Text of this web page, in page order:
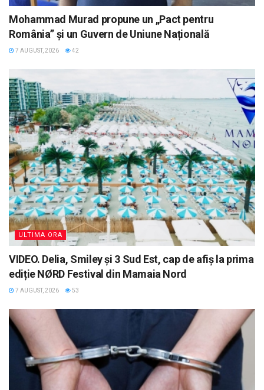
Mohammad Murad propune un „Pact pentru
România” și un Guvern de Uniune Națională
7 AUGUST, 2026 42
ULTIMA ORA
VIDEO. Delia, Smiley și 3 Sud Est, cap de afiș la prima
ediție NØRD Festival din Mamaia Nord
7 AUGUST, 2026 53